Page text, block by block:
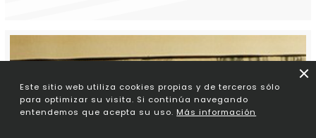
Este sitio web utiliza cookies propias y de terceros sólo
para optimizar su visita. Si continúa navegando
entendemos que acepta su uso. Más información